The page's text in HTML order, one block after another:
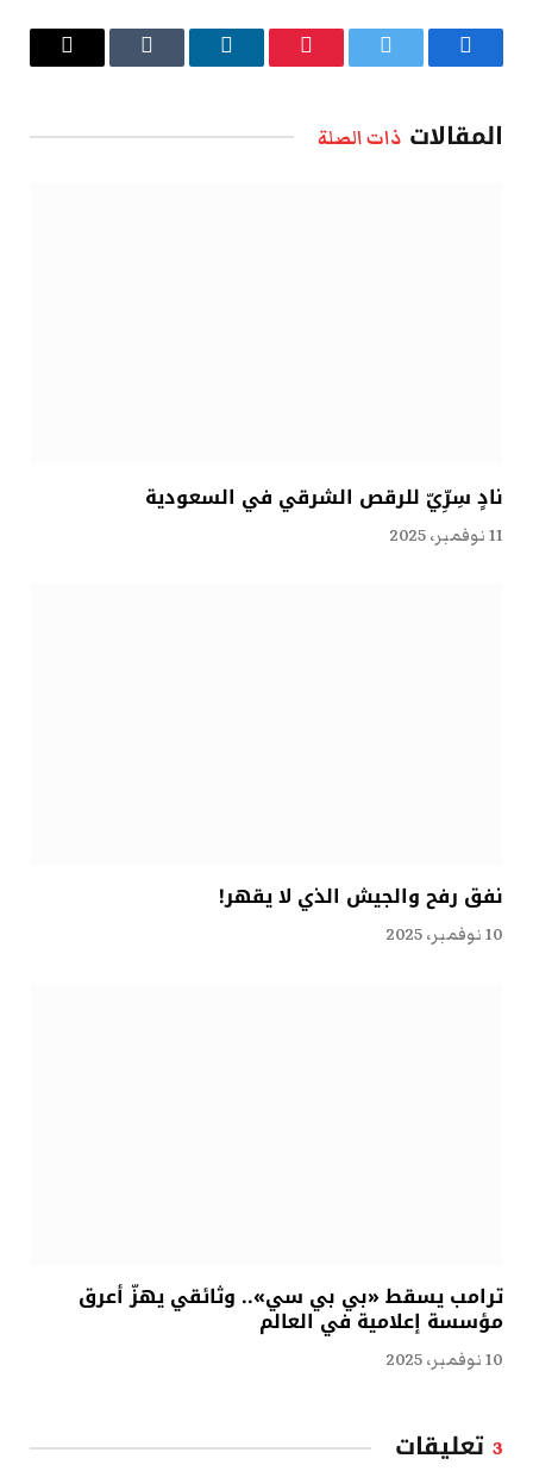
فيسبوك تويتر بينتيريستلينكدإن Tumblr
البريد
المقالات ذات الصلة
نادٍ سِرِّيّ للرقص الشرقي في السعودية
11 نوفمبر، 2025
نفق رفح والجيش الذي لا يقهر!
10 نوفمبر، 2025
ترامب يسقط «بي بي سي».. وثائقي يهزّ أعرق
مؤسسة إعلامية في العالم
10 نوفمبر، 2025
3 تعليقات